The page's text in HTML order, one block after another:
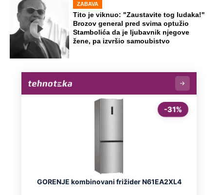
ZABAVA
Tito je viknuo: "Zaustavite tog ludaka!"
Brozov general pred svima optužio
Stambolića da je ljubavnik njegove
žene, pa izvršio samoubistvo